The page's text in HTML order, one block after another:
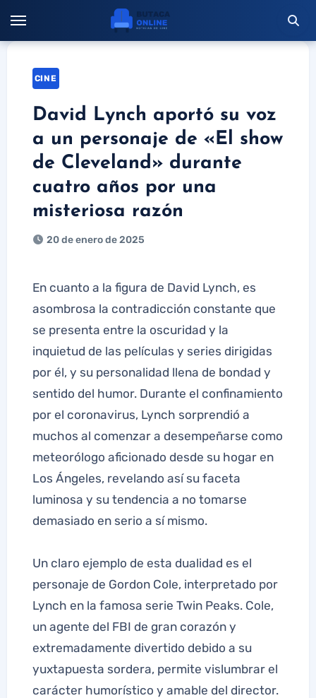
contenido
CINE
David Lynch aportó su voz
a un personaje de «El show
de Cleveland» durante
cuatro años por una
misteriosa razón
20 de enero de 2025
En cuanto a la figura de David Lynch, es
asombrosa la contradicción constante que
se presenta entre la oscuridad y la
inquietud de las películas y series dirigidas
por él, y su personalidad llena de bondad y
sentido del humor. Durante el confinamiento
por el coronavirus, Lynch sorprendió a
muchos al comenzar a desempeñarse como
meteorólogo aficionado desde su hogar en
Los Ángeles, revelando así su faceta
luminosa y su tendencia a no tomarse
demasiado en serio a sí mismo.
Un claro ejemplo de esta dualidad es el
personaje de Gordon Cole, interpretado por
Lynch en la famosa serie Twin Peaks. Cole,
un agente del FBI de gran corazón y
extremadamente divertido debido a su
yuxtapuesta sordera, permite vislumbrar el
carácter humorístico y amable del director.